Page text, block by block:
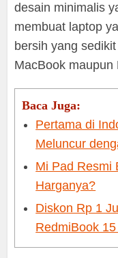
desain minimalis
membuat laptop
bersih yang
MacBook maupun
Baca Juga:
Pertama di
Meluncur
Mi Pad Resmi
Harganya?
Diskon Rp 1
RedmiBook